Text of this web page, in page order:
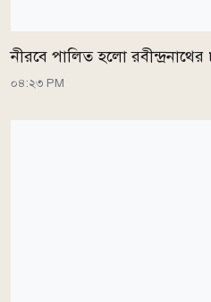
নীরবে পালিত হলো
০৪:২৩ PM